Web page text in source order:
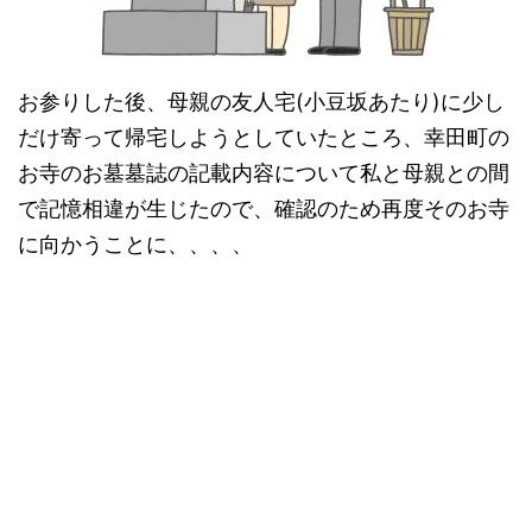
お参りした後、母親の友人宅(小豆坂あたり)に少し
だけ寄って帰宅しようとしていたところ、幸田町の
お寺のお墓墓誌の記載内容について私と母親との間
で記憶相違が生じたので、確認のため再度そのお寺
に向かうことに、、、、